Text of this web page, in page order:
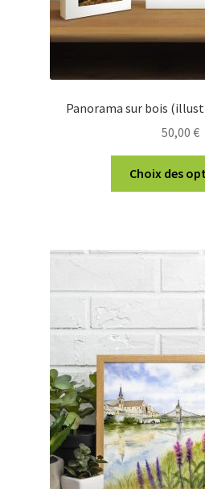
Panorama sur bois
50,00 €
Choix des